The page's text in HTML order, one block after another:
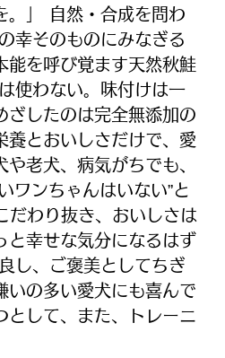
。」 自然・合成を問わ
幸そのものにみなぎる
能を呼び覚ます天然秋鮭
使わない。味付けは一
ざしたのは完全無添加の
養とおいしさだけで、愛
老犬、病気がちでも、
ワンちゃんはいない”と
だわり抜き、おいしさは
と幸せな気分になるはず
し、ご褒美としてちぎ
いの多い愛犬にも喜んで
として、また、トレーニ